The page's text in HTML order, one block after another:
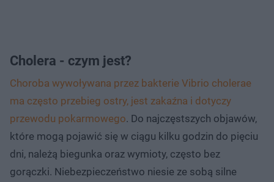
Cholera - czym jest?
Choroba wywoływana przez bakterie Vibrio cholerae
ma często przebieg ostry, jest zakaźna i dotyczy
przewodu pokarmowego. Do najczęstszych objawów,
które mogą pojawić się w ciągu kilku godzin do pięciu
dni, należą biegunka oraz wymioty, często bez
gorączki. Niebezpieczeństwo niesie ze sobą silne